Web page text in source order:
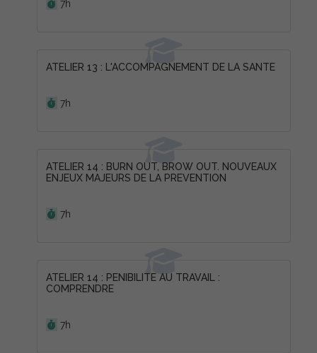
7h
ATELIER 13 : L'ACCOMPAGNEMENT DE LA SANTE
7h
ATELIER 14 : BURN OUT, BROW OUT. NOUVEAUX
ENJEUX MAJEURS DE LA PREVENTION
7h
ATELIER 14 : PENIBILITE AU TRAVAIL :
COMPRENDRE
7h